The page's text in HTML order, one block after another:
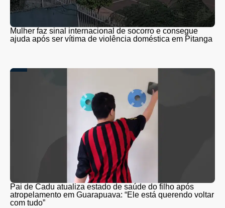
Mulher faz sinal internacional de socorro e consegue
ajuda após ser vítima de violência doméstica em Pitanga
Pai de Cadu atualiza estado de saúde do filho após
atropelamento em Guarapuava: “Ele está querendo voltar
com tudo”